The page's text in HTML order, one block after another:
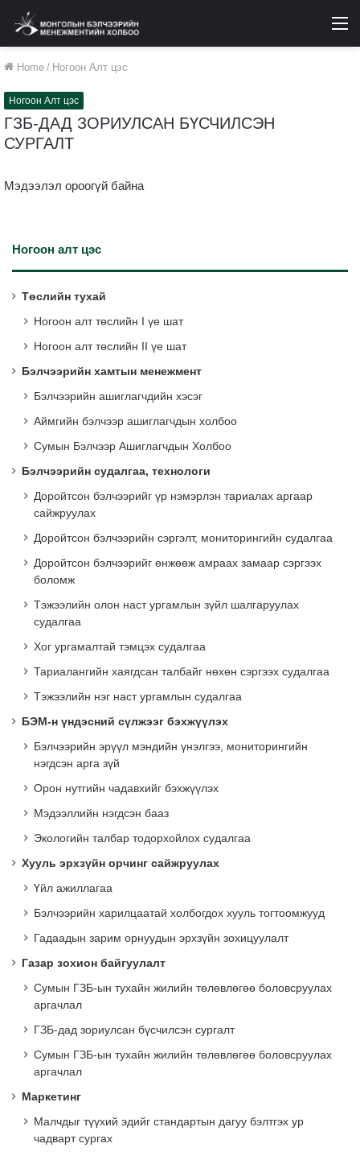
Home / Ногоон Алт цэс
Ногоон Алт цэс
ГЗБ-ДАД ЗОРИУЛСАН БҮСЧИЛСЭН
СУРГАЛТ
Мэдээлэл ороогүй байна
Ногоон алт цэс
Төслийн тухай
Ногоон алт төслийн I үе шат
Ногоон алт төслийн II үе шат
Бэлчээрийн хамтын менежмент
Бэлчээрийн ашиглагчдийн хэсэг
Аймгийн бэлчээр ашиглагчдын холбоо
Сумын Бэлчээр Ашиглагчдын Холбоо
Бэлчээрийн судалгаа, технологи
Доройтсон бэлчээрийг үр нэмэрлэн тариалах аргаар
сайжруулах
Доройтсон бэлчээрийн сэргэлт, мониторингийн судалгаа
Доройтсон бэлчээрийг өнжөөж амраах замаар сэргээх
боломж
Тэжээлийн олон наст ургамлын зүйл шалгаруулах
судалгаа
Хог ургамалтай тэмцэх судалгаа
Тариалангийн хаягдсан талбайг нөхөн сэргээх судалгаа
Тэжээлийн нэг наст ургамлын судалгаа
БЭМ-н үндэсний сүлжээг бэхжүүлэх
Бэлчээрийн эрүүл мэндийн үнэлгээ, мониторингийн
нэгдсэн арга зүй
Орон нутгийн чадавхийг бэхжүүлэх
Мэдээллийн нэгдсэн бааз
Экологийн талбар тодорхойлох судалгаа
Хууль эрхзүйн орчинг сайжруулах
Үйл ажиллагаа
Бэлчээрийн харилцаатай холбогдох хууль тогтоомжууд
Гадаадын зарим орнуудын эрхзүйн зохицуулалт
Газар зохион байгуулалт
Сумын ГЗБ-ын тухайн жилийн төлөвлөгөө боловсруулах
аргачлал
ГЗБ-дад зориулсан бүсчилсэн сургалт
Сумын ГЗБ-ын тухайн жилийн төлөвлөгөө боловсруулах
аргачлал
Маркетинг
Малчдыг түүхий эдийг стандартын дагуу бэлтгэх ур
чадварт сургах